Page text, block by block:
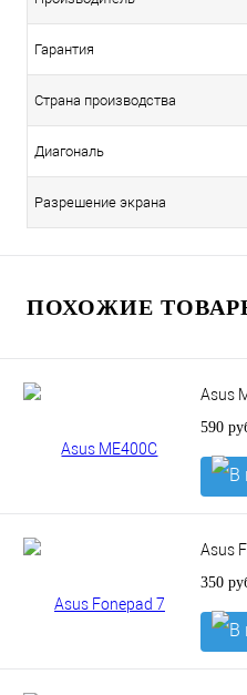
Гарантия
Страна производства
Диагональ
Разрешение экрана
ПОХОЖИЕ
Asus
590
Asus
350